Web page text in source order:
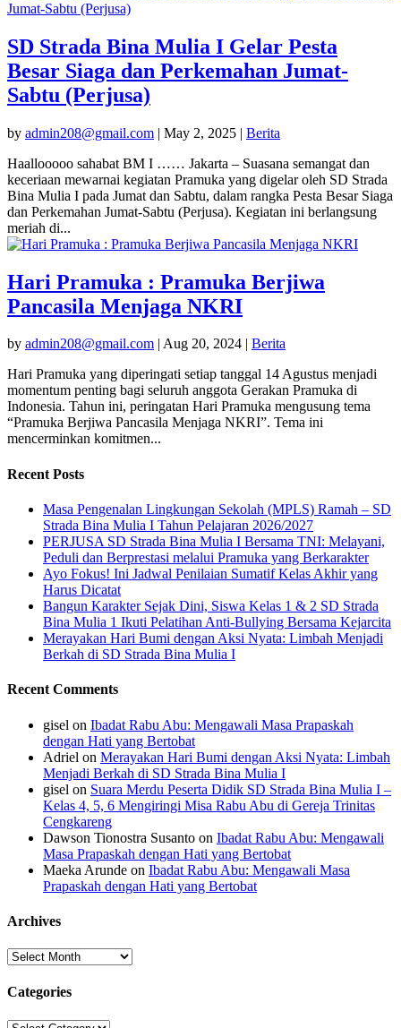
SD Strada Bina Mulia I Gelar Pesta
Besar Siaga dan Perkemahan Jumat-
Sabtu (Perjusa)
by admin208@gmail.com | May 2, 2025 | Berita
Haallooooo sahabat BM I …… Jakarta – Suasana semangat dan
keceriaan mewarnai kegiatan Pramuka yang digelar oleh SD Strada
Bina Mulia I pada Jumat dan Sabtu, dalam rangka Pesta Besar Siaga
dan Perkemahan Jumat-Sabtu (Perjusa). Kegiatan ini berlangsung
meriah di...
Hari Pramuka : Pramuka Berjiwa
Pancasila Menjaga NKRI
by admin208@gmail.com | Aug 20, 2024 | Berita
Hari Pramuka yang diperingati setiap tanggal 14 Agustus menjadi
momentum penting bagi seluruh anggota Gerakan Pramuka di
Indonesia. Tahun ini, peringatan Hari Pramuka mengusung tema
“Pramuka Berjiwa Pancasila Menjaga NKRI”. Tema ini
mencerminkan komitmen...
Recent Posts
Masa Pengenalan Lingkungan Sekolah (MPLS) Ramah – SD
Strada Bina Mulia I Tahun Pelajaran 2026/2027
PERJUSA SD Strada Bina Mulia I Bersama TNI: Melayani,
Peduli dan Berprestasi melalui Pramuka yang Berkarakter
Ayo Fokus! Ini Jadwal Penilaian Sumatif Kelas Akhir yang
Harus Dicatat
Bangun Karakter Sejak Dini, Siswa Kelas 1 & 2 SD Strada
Bina Mulia 1 Ikuti Pelatihan Anti-Bullying Bersama Kejarcita
Merayakan Hari Bumi dengan Aksi Nyata: Limbah Menjadi
Berkah di SD Strada Bina Mulia I
Recent Comments
gisel on Ibadat Rabu Abu: Mengawali Masa Prapaskah
dengan Hati yang Bertobat
Adriel on Merayakan Hari Bumi dengan Aksi Nyata: Limbah
Menjadi Berkah di SD Strada Bina Mulia I
gisel on Suara Merdu Peserta Didik SD Strada Bina Mulia I –
Kelas 4, 5, 6 Mengiringi Misa Rabu Abu di Gereja Trinitas
Cengkareng
Dawson Tionostra Susanto on Ibadat Rabu Abu: Mengawali
Masa Prapaskah dengan Hati yang Bertobat
Maeka Arunde on Ibadat Rabu Abu: Mengawali Masa
Prapaskah dengan Hati yang Bertobat
Archives
Archives
Categories